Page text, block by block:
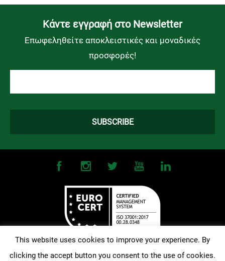
Kάντε εγγραφή στο Newsletter
Επωφεληθείτε αποκλειστικές και μοναδικές
προσφορές!
©2026OMONOIA FC. All Rights Reserved | Terms and Conditions|
This website uses cookies to improve your experience. By
clicking the accept button you consent to the use of cookies.